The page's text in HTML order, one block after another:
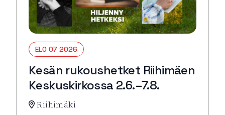
ELO 07 2026
Kesän rukoushetket Riihimäen
Keskuskirkossa 2.6.–7.8.
Riihimäki